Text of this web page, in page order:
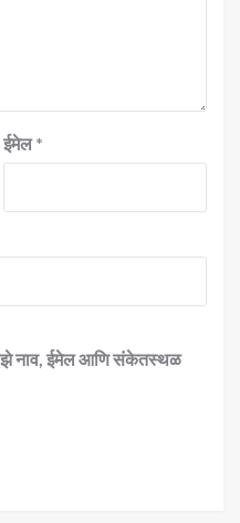
ईमेल*
माझे नाव, ईमेल आणि संकेतस्थळ